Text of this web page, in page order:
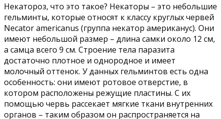
Некатороз, что это такое? Некаторы – это небольшие
гельминты, которые относят к классу круглых червей
Necator americanus (группа некатор американус). Они
имеют небольшой размер – длина самки около 12 см,
а самца всего 9 см. Строение тела паразита
достаточно плотное и однородное и имеет
молочный оттенок. У данных гельминтов есть одна
особенность: они имеют ротовое отверстие, в
котором расположены режущие пластины. С их
помощью червь рассекает мягкие ткани внутренних
органов – таким образом он распространяется на